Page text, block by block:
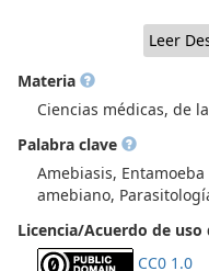
Urquiza, Nicolás
Medicina y el Prof.
Médica. Procedencia
Parasitología (CBPar),
Universidad de Chile
Proyecto FIDOP 48/
Material generado por
parasitólogos de Sede
colaboradores y,
Werner Apt y
parasitólogos
Leer
Materia
Ciencias médicas, de
Palabra clave
Amebiasis,
amebiano,
Licencia/Acuerdo de uso
CC0 1.0